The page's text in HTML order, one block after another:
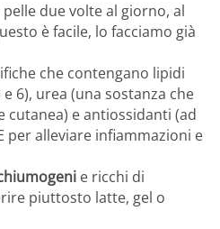
due volte al giorno, al
è facile, lo facciamo già
che contengano lipidi
6), urea (una sostanza che
cutanea) e antiossidanti (ad
per alleviare infiammazioni e
e ricchi di
piuttosto latte, gel o